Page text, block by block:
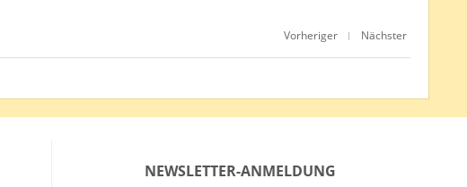
Vorheriger | Nächster
NEWSLETTER-ANMELDUNG